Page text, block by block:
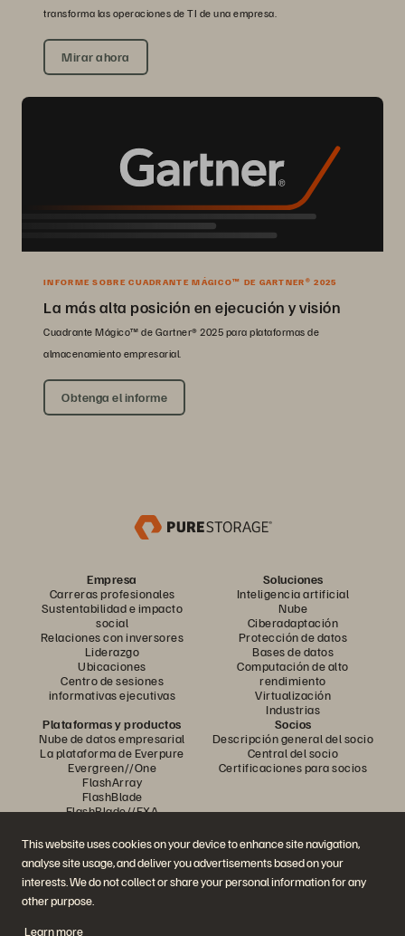
This website uses cookies on your device to enhance site navigation,
analyse site usage, and deliver you advertisements based on your
interests. We do not collect or share your personal information for any
other purpose.
Learn more
transforma las operaciones de TI de una empresa.
Mirar ahora
INFORME SOBRE CUADRANTE MÁGICO™ DE GARTNER® 2025
La más alta posición en ejecución y visión
Cuadrante Mágico™ de Gartner® 2025 para plataformas de
almacenamiento empresarial.
Obtenga el informe
Empresa
Carreras profesionales
Sustentabilidad e impacto
social
Relaciones con inversores
Liderazgo
Ubicaciones
Centro de sesiones
informativas ejecutivas
Soluciones
Inteligencia artificial
Nube
Ciberadaptación
Protección de datos
Bases de datos
Computación de alto
rendimiento
Virtualización
Industrias
Plataformas y productos
Nube de datos empresarial
La plataforma de Everpure
Evergreen//One
FlashArray
FlashBlade
FlashBlade//EXA
Portworx
Socios
Descripción general del socio
Central del socio
Certificaciones para socios
Demostraciones
Eventos y seminarios web
Anuncios de productos
Contáctenos
Comuníquese con ventas
Chatee con ventas